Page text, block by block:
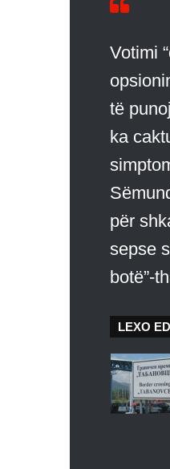
Votimi
të
ka
për
sepse
botë”-
LEXO